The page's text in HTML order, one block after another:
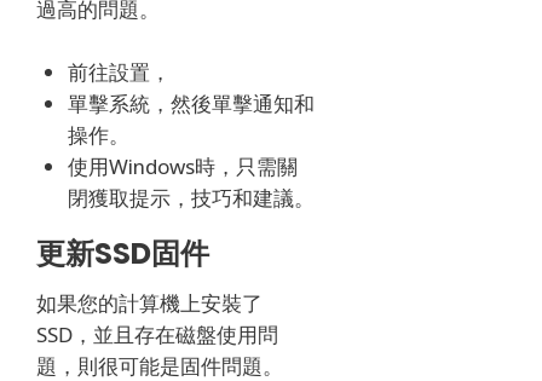
過高的問題。
前往設置，
單擊系統，然後單擊通知和
操作。
使用Windows時，只需關
閉獲取提示，技巧和建議。
更新SSD固件
如果您的計算機上安裝了
SSD，並且存在磁盤使用問
題，則很可能是固件問題。